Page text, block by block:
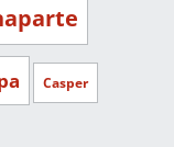
Casper